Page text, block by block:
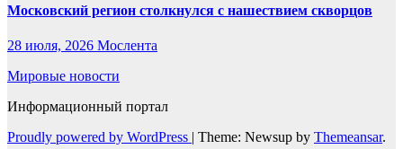
Московский регион столкнулся с нашествием скворцов
28 июля, 2026 Мослента
Мировые новости
Информационный портал
Proudly powered by WordPress | Theme: Newsup by Themeansar.